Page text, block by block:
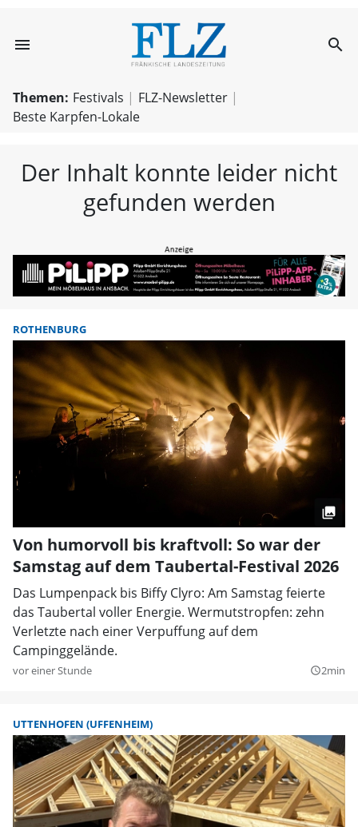
menu FLZ – search
Themen: Festivals
FLZ-Newsletter
Beste Karpfen-Lokale
Der Inhalt konnte leider nicht
gefunden werden
ROTHENBURG
Von humorvoll bis kraftvoll: So war der
Samstag auf dem Taubertal-Festival 2026
Das Lumpenpack bis Biffy Clyro: Am Samstag feierte
das Taubertal voller Energie. Wermutstropfen: zehn
Verletzte nach einer Verpuffung auf dem
Campinggelände.
vor einer Stunde query_builder2min
UTTENHOFEN (UFFENHEIM)